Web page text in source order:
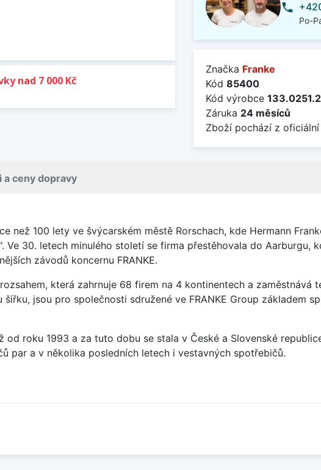
nad 7 000 Kč
phone
Po-
Značka Franke
Kód 85400
Kód výrobce
Záruka 24 měsíců
Zboží pochází z
a ceny dopravy
než 100 lety ve švýcarském městě Rorschach, kde Hermann
Ve 30. letech minulého století se firma přestěhovala do Aarburgu,
závodů koncernu FRANKE.
která zahrnuje 68 firem na 4 kontinentech a
jsou pro společnosti sdružené ve FRANKE Group základem
od roku 1993 a za tuto dobu se stala v České a Slovenské
par a v několika posledních letech i vestavných spotřebičů.